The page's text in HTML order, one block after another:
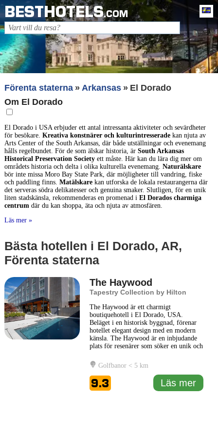
BESTHOTELS.COM
Förenta staterna Arkansas
El Dorado
Om El Dorado
El Dorado i USA erbjuder ett antal intressanta aktiviteter och sevärdheter
för besökare. Kreativa konstnärer och kulturintresseradekan njuta av
Arts Center of the South Arkansas, där både utställningar och evenemang
hålls regelbundet. För de som älskar historia, är South Arkansas
Historical Preservation Societyett måste. Här kan du lära dig mer om
områdets historia och delta i olika kulturella evenemang. Naturälskare
bör inte missa Moro Bay State Park, där möjligheter till vandring, fiske
och paddling finns. Matälskarekan utforska de lokala restaurangerna där
det serveras södra delikatesser och genuina smaker. Slutligen, för en unik
liten stadskänsla, rekommenderas en promenad i El Dorados charmiga
centrumdär du kan shoppa, äta och njuta av atmosfären.
Läs mer »
Bästa hotellen i El Dorado, AR,
Förenta staterna
The Haywood
Tapestry Collection by Hilton
The Haywood är ett charmigt
boutiquehotell i El Dorado, USA.
Beläget i en historisk byggnad, förenar
hotellet elegant design med en modern
känsla. The Haywood är en inbjudande
plats för resenärer som söker en unik och
Hotellets inredning är noggrant utvald
för att reflektera en sofistikerad stil,
samtidigt som varje rum erbjuder alla
nödvändiga bekvämligheter... Läs mer
Golfbanor < 5 km
9.3 Läs mer